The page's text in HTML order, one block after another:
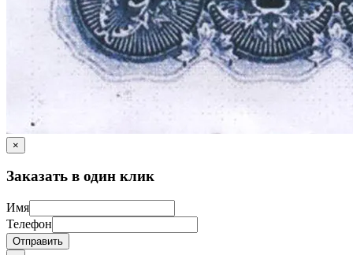
×
Заказать в один клик
Имя
Телефон
Отправить